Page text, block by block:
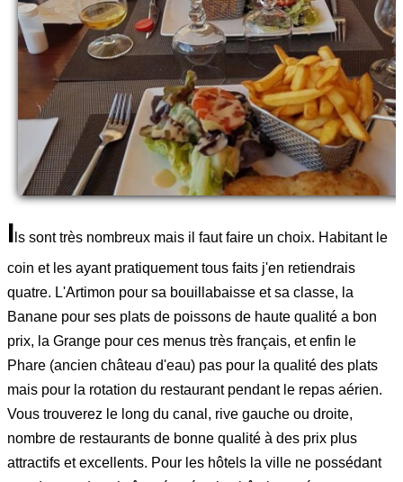
I ls sont très nombreux mais il faut faire un choix. Habitant le
coin et les ayant pratiquement tous faits j'en retiendrais
quatre. L'Artimon pour sa bouillabaisse et sa classe, la
Banane pour ses plats de poissons de haute qualité a bon
prix, la Grange pour ces menus très français, et enfin le
Phare (ancien château d'eau) pas pour la qualité des plats
mais pour la rotation du restaurant pendant le repas aérien.
Vous trouverez le long du canal, rive gauche ou droite,
nombre de restaurants de bonne qualité à des prix plus
attractifs et excellents. Pour les hôtels la ville ne possédant